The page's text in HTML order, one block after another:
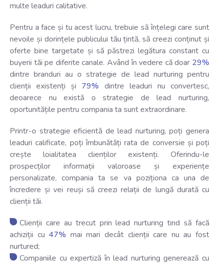
multe leaduri calitative.
Pentru a face și tu acest lucru, trebuie să înțelegi care sunt
nevoile și dorințele publicului tău țintă, să creezi conținut și
oferte bine targetate și să păstrezi legătura constant cu
buyerii tăi pe diferite canale. Având în vedere că doar 29%
dintre branduri au o strategie de lead nurturing pentru
clienții existenți și 79% dintre leaduri nu convertesc,
deoarece nu există o strategie de lead nurturing,
oportunitățile pentru compania ta sunt extraordinare.
Printr-o strategie eficientă de lead nurturing, poți genera
leaduri calificate, poți îmbunătăți rata de conversie și poți
crește loialitatea clienților existenți. Oferindu-le
prospecților informații valoroase și experiențe
personalizate, compania ta se va poziționa ca una de
încredere și vei reuși să creezi relații de lungă durată cu
clienții tăi.
Clienții care au trecut prin lead nurturing tind să facă
achiziții cu47% mai mari decât clienții care nu au fost
nurtured;
Companiile cu expertiză în lead nurturing generează cu